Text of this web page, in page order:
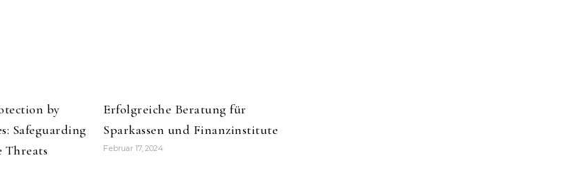
by
Safeguarding
Threats
Erfolgreiche Beratung für
Sparkassen und Finanzinstitute
Februar 17, 2024